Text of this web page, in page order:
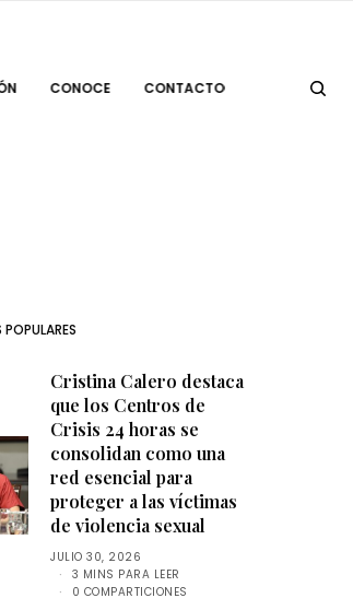
CONOCE CONTACTO
Cristina Calero destaca
que los Centros de
Crisis 24 horas se
consolidan como una
red esencial para
proteger a las víctimas
de violencia sexual
JULIO 30, 2026
3 MINS PARA LEER
0 COMPARTICIONES